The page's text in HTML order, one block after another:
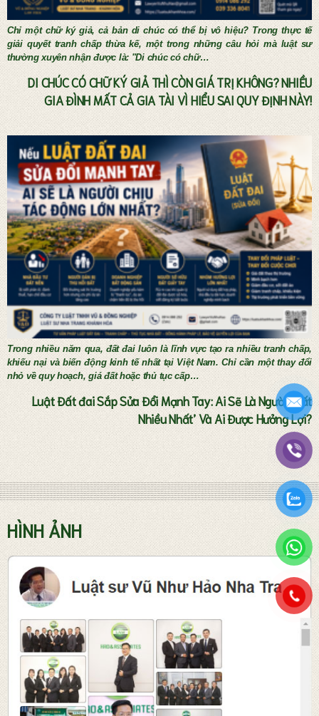
THỦ TỤC KẾT HÔN NƯỚC NGOÀI
Tư vấn thừa kế và lập di chúc
Tư vấn thành lập doanh nghiệp
Chỉ một chữ ký giả, cả bản di chúc có thể bị vô hiệu? Trong thực tế
giải quyết tranh chấp thừa kế, một trong những câu hỏi mà luật sư
thường xuyên nhận được là: "Di chúc có chữ…
DI CHÚC CÓ CHỮ KÝ GIẢ THÌ CÒN GIÁ TRỊ KHÔNG? NHIỀU
GIA ĐÌNH MẤT CẢ GIA TÀI VÌ HIỂU SAI QUY ĐỊNH NÀY!
Trong nhiều năm qua, đất đai luôn là lĩnh vực tạo ra nhiều tranh chấp,
khiếu nại và biến động kinh tế nhất tại Việt Nam. Chỉ cần một thay đổi
nhỏ về quy hoạch, giá đất hoặc thủ tục cấp…
Luật Đất đai Sắp Sửa Đổi Mạnh Tay: Ai Sẽ Là Người ‘Mất
Nhiều Nhất’ Và Ai Được Hưởng Lợi?
HÌNH ẢNH